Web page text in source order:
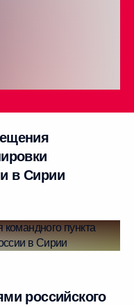
в Сирии
российского